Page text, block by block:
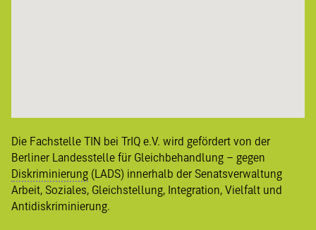
Die Fachstelle TIN bei TrIQ e.V. wird gefördert von der
Berliner Landesstelle für Gleichbehandlung – gegen
Diskriminierung (LADS) innerhalb der Senatsverwaltung
Arbeit, Soziales, Gleichstellung, Integration, Vielfalt und
Antidiskriminierung.